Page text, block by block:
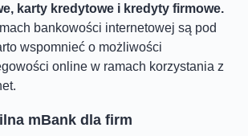
karty kredytowe i kredyty firmowe.
bankowości internetowej są pod
wspomnieć o możliwości
online w ramach korzystania z
mBank dla firm